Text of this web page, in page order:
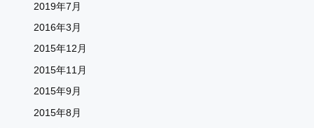
2019年7月
2016年3月
2015年12月
2015年11月
2015年9月
2015年8月